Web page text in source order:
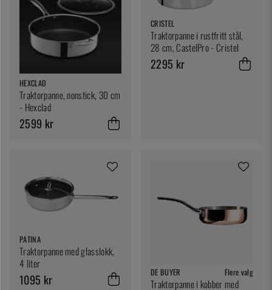
HEXCLAD
Traktorpanne, nonstick, 30 cm
- Hexclad
2599 kr
CRISTEL
Traktorpanne i rustfritt stål,
28 cm, CastelPro - Cristel
2295 kr
PATINA
Traktorpanne med glasslokk,
4 liter
1095 kr DE BUYER Flere valg
Traktorpanne i kobber med